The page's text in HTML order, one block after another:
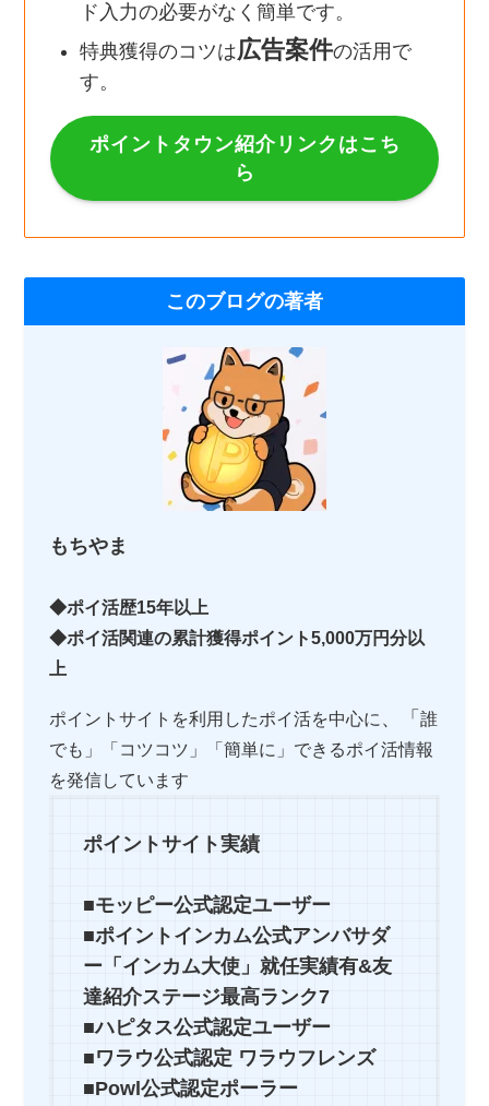
ド入力の必要がなく簡単です。
特典獲得のコツは広告案件の活用で
す。
ポイントタウン紹介リンクはこち
ら
このブログの著者
もちやま
◆ポイ活歴15年以上
◆ポイ活関連の累計獲得ポイント5,000万円分以
上
ポイントサイトを利用したポイ活を中心に 、「 誰
でも」「コツコツ」「簡単に」できるポイ活情報
を発信しています
ポイントサイト実績
■モッピー公式認定ユーザー
■ポイントインカム公式アンバサダ
ー「インカム大使」就任実績有&友
達紹介ステージ最高ランク7
■ハピタス公式認定ユーザー
■ワラウ公式認定 ワラウフレンズ
■Powl公式認定ポーラー